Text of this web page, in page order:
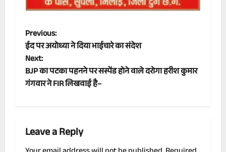
P
o
s
n
a
Previous:
ईद पर अयोध्या ने दिया भाईचारे का संदेश
Next:
BJP का पटका पहनने पर सस्पेंड होने वाले दरोगा हरीश कुमार
गंगवार ने FIR लिखवाई है–
Leave a Reply